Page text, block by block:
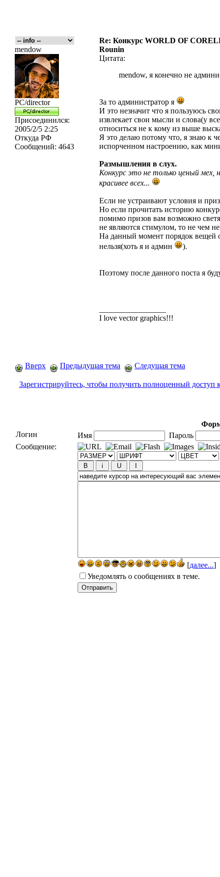
Re: Конкурс WORLD OF
mendow
PC/director
Присоединился:
2005/2/5 2:25
Откуда РФ
Сообщений: 4643
Rounin
Цитата:
mendow, я конечно не
За то администратор я
И это незначит что я пользуюсь
извлекает свои мысли и слова(у
относиться не к кому из выше
Я это делаю потому что, я знаю к
испорченном настроению, как
Размышления в слух.
Конкурс это не только ценый
красивее всех...
Если не устраивают условия и
Но если прочитать историю
помимо призов вам возможно
не являются стимулом, то не чем
На данный момент порядок вещей
нельзя(хоть я и админ
).
Поэтому после данного поста я
I love vector graphics!!!
Вверх Предыдущая тема Следущая тема
Зарегистрируйтесь, чтобы получить полноценный доступ
Логин
Имя
Пароль
Сообщение:
[далее...]
Уведомлять о сообщениях в теме.